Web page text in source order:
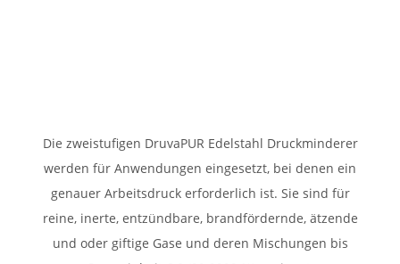
Die zweistufigen DruvaPUR Edelstahl Druckminderer
werden für Anwendungen eingesetzt, bei denen ein
genauer Arbeitsdruck erforderlich ist. Sie sind für
reine, inerte, entzündbare, brandfördernde, ätzende
und oder giftige Gase und deren Mischungen bis